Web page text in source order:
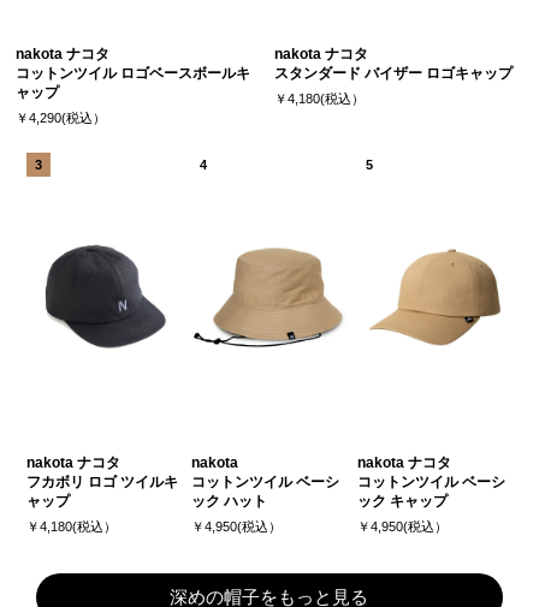
nakota ナコタ
コットンツイル ロゴベースボールキ
ャップ
￥4,290(税込）
nakota ナコタ
スタンダード バイザー ロゴキャップ
￥4,180(税込）
nakota ナコタ
フカボリ ロゴ ツイルキ
ャップ
￥4,180(税込）
nakota
コットンツイル ベーシ
ック ハット
￥4,950(税込）
nakota ナコタ
コットンツイル ベーシ
ック キャップ
￥4,950(税込）
深めの帽子をもっと見る